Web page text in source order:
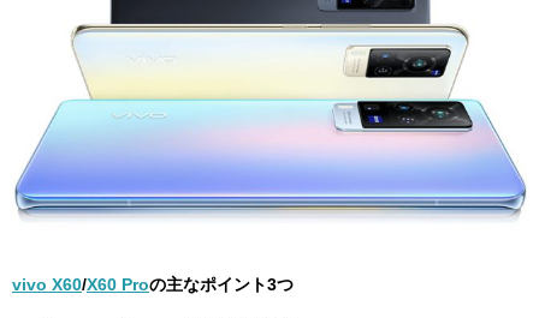
vivo X60/X60 Proの主なポイント3つ